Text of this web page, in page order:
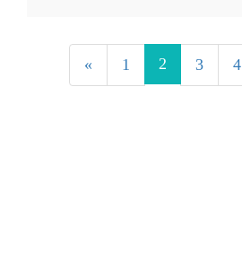
« 1 2 3 4